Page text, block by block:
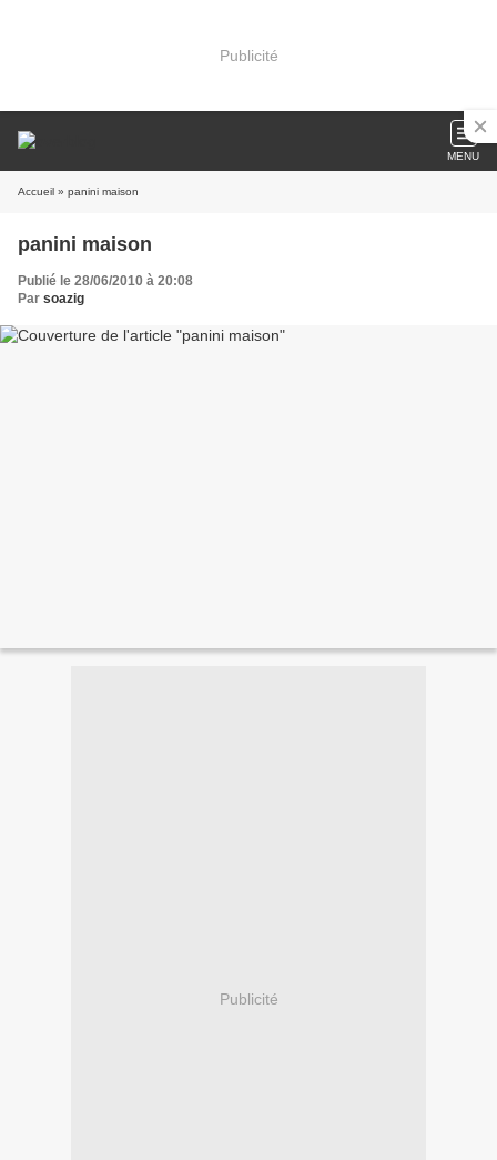
Publicité
MENU
Accueil » panini maison
panini maison
Publié le 28/06/2010 à 20:08
Par soazig
Publicité